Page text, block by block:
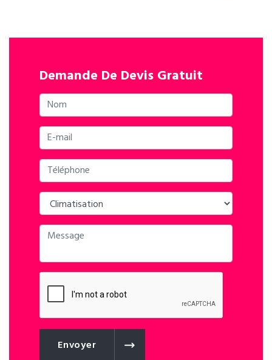
Demande De Devis Gratuit
Envoyer